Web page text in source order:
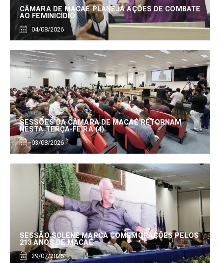
CÂMARA DE MACAÉ PLANEJA AÇÕES DE COMBATE
AO FEMINICÍDIO
04/08/2026
SESSÕES DA CÂMARA DE MACAÉ RETORNAM
NESTA TERÇA-FEIRA (4)
03/08/2026
SESSÃO SOLENE MARCA COMEMORAÇÕES PELOS
213 ANOS DE MACAÉ
29/07/2026